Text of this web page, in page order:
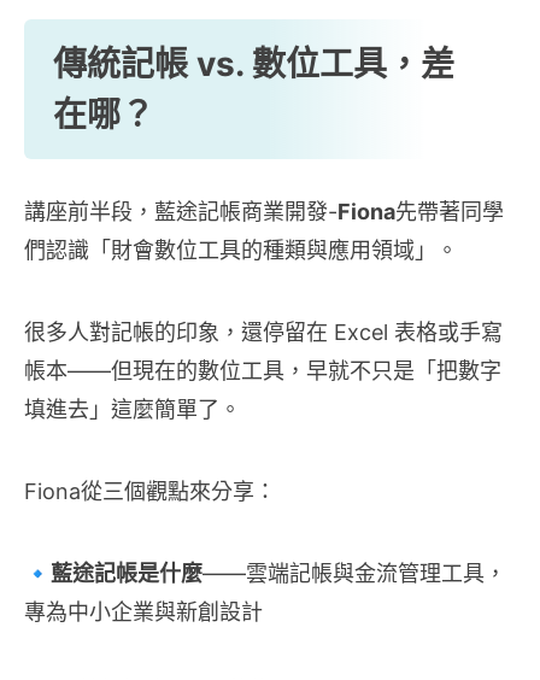
傳統記帳 vs. 數位工具，差
在哪？
講座前半段，藍途記帳商業開發-Fiona先帶著同學
們認識「財會數位工具的種類與應用領域」。
很多人對記帳的印象，還停留在 Excel 表格或手寫
帳本——但現在的數位工具，早就不只是「把數字
填進去」這麼簡單了。
Fiona從三個觀點來分享：
🔹 藍途記帳是什麼——雲端記帳與金流管理工具，
專為中小企業與新創設計